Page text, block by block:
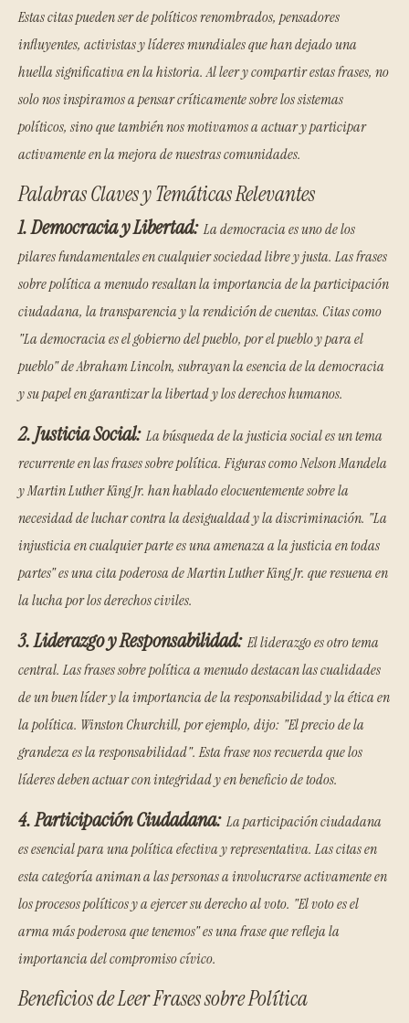
Estas citas pueden ser de políticos renombrados, pensadores
influyentes, activistas y líderes mundiales que han dejado una
huella significativa en la historia. Al leer y compartir estas frases, no
solo nos inspiramos a pensar críticamente sobre los sistemas
políticos, sino que también nos motivamos a actuar y participar
activamente en la mejora de nuestras comunidades.
Palabras Claves y Temáticas Relevantes
1. Democracia y Libertad: La democracia es uno de los
pilares fundamentales en cualquier sociedad libre y justa. Las frases
sobre política a menudo resaltan la importancia de la participación
ciudadana, la transparencia y la rendición de cuentas. Citas como
"La democracia es el gobierno del pueblo, por el pueblo y para el
pueblo" de Abraham Lincoln, subrayan la esencia de la democracia
y su papel en garantizar la libertad y los derechos humanos.
2. Justicia Social: La búsqueda de la justicia social es un tema
recurrente en las frases sobre política. Figuras como Nelson Mandela
y Martin Luther King Jr. han hablado elocuentemente sobre la
necesidad de luchar contra la desigualdad y la discriminación. "La
injusticia en cualquier parte es una amenaza a la justicia en todas
partes" es una cita poderosa de Martin Luther King Jr. que resuena en
la lucha por los derechos civiles.
3. Liderazgo y Responsabilidad: El liderazgo es otro tema
central. Las frases sobre política a menudo destacan las cualidades
de un buen líder y la importancia de la responsabilidad y la ética en
la política. Winston Churchill, por ejemplo, dijo: "El precio de la
grandeza es la responsabilidad". Esta frase nos recuerda que los
líderes deben actuar con integridad y en beneficio de todos.
4. Participación Ciudadana: La participación ciudadana
es esencial para una política efectiva y representativa. Las citas en
esta categoría animan a las personas a involucrarse activamente en
los procesos políticos y a ejercer su derecho al voto. "El voto es el
arma más poderosa que tenemos" es una frase que refleja la
importancia del compromiso cívico.
Beneficios de Leer Frases sobre Política